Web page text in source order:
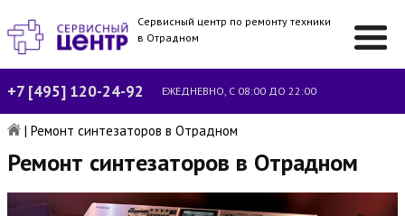
Сервисный центр по ремонту техники
в Отрадном
+7 [495] 120-24-92 ЕЖЕДНЕВНО, С 08:00 ДО 22:00
| Ремонт синтезаторов в Отрадном
Ремонт синтезаторов в Отрадном